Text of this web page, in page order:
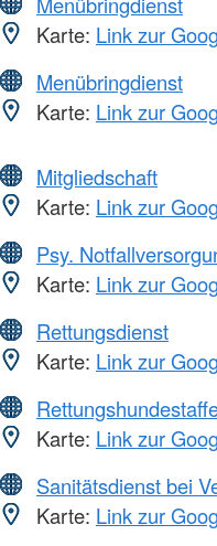
Karte: Link zur
Menübringdienst
Karte: Link zur
Mitgliedschaft
Karte: Link zur
Psy.
Karte: Link zur
Rettungsdienst
Karte: Link zur
Karte: Link zur
Sanitätsdienst bei
Karte: Link zur